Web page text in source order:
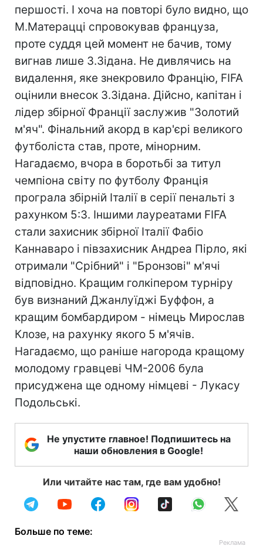
першості. І хоча на повторі було видно, що
М.Матерацці спровокував француза,
проте суддя цей момент не бачив, тому
вигнав лише З.Зідана. Не дивлячись на
видалення, яке знекровило Францію, FIFA
оцінили внесок З.Зідана. Дійсно, капітан і
лідер збірної Франції заслужив "Золотий
м'яч". Фінальний акорд в кар'єрі великого
футболіста став, проте, мінорним.
Нагадаємо, вчора в боротьбі за титул
чемпіона світу по футболу Франція
програла збірній Італії в серії пенальті з
рахунком 5:3. Іншими лауреатами FIFA
стали захисник збірної Італії Фабіо
Каннаваро і півзахисник Андреа Пірло, які
отримали "Срібний" і "Бронзові" м'ячі
відповідно. Кращим голкіпером турніру
був визнаний Джанлуїджі Буффон, а
кращим бомбардиром - німець Мирослав
Клозе, на рахунку якого 5 м'ячів.
Нагадаємо, що раніше нагорода кращому
молодому гравцеві ЧМ-2006 була
присуджена ще одному німцеві - Лукасу
Подольські.
Не упустите главное! Подпишитесь на
наши обновления в Google!
Или читайте нас там, где вам удобно!
Больше по теме: